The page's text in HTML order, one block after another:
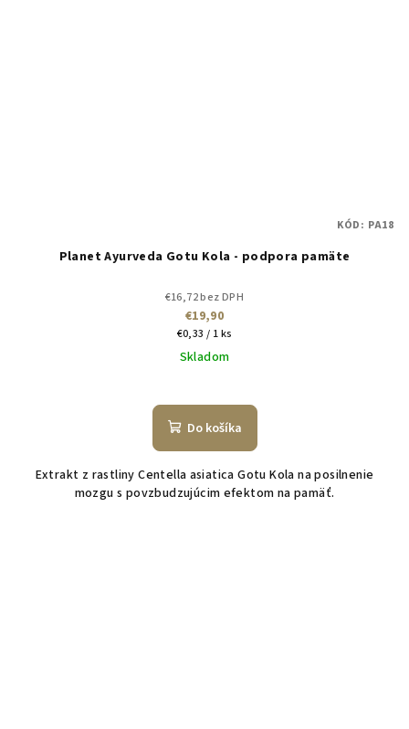
Planet Ayurveda Gotu Kola - podpora pamäte
€16,72 bez DPH
€19,90
Jednotková
cena:
€0,33 / 1 ks
Skladom
Do košíka
Extrakt z rastliny Centella asiatica Gotu Kola na posilnenie
mozgu s povzbudzujúcim efektom na pamäť.
KÓD: PA18